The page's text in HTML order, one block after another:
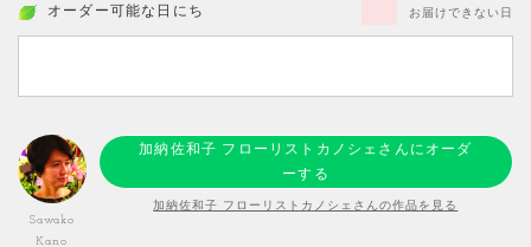
オーダー可能な日にち お届けできない日
Sawako
Kano
加納佐和子 フローリストカノシェさんにオーダ
ーする
加納佐和子 フローリストカノシェさんの作品を見る